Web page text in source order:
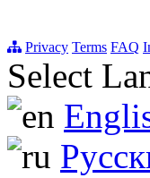
Privacy Terms FAQ
Select